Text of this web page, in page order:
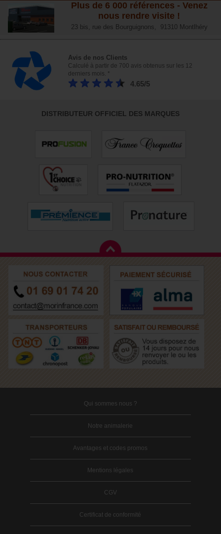
Plus de 6 000 références - Venez
nous rendre visite !
23 bis, rue des Bourguignons, 91310 Montlhéry
Avis de nos Clients
Calculé à partir de 700 avis obtenus sur les 12
derniers mois. *
4.65/5
DISTRIBUTEUR OFFICIEL DES MARQUES
Qui sommes nous ?
Notre animalerie
Avantages et codes promos
Mentions légales
CGV
Certificat de conformité